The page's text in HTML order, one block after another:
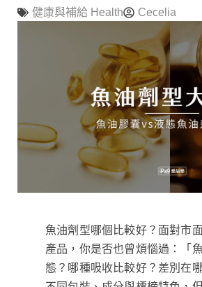
健康與補給 Health Cecelia
魚油劑型哪個比較好？面對市
產品，你是否也曾煩惱過：「
態？哪種吸收比較好？差別在